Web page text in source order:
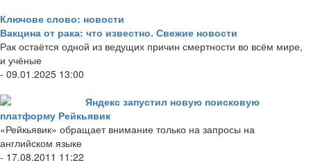
Ключове слово: новости
Вакцина от рака: что известно. Свежие новости
Рак остаётся одной из ведущих причин смертности во всём мире,
и учёные
- 09.01.2025 13:00
Яндекс запустил новую поисковую
платформу Рейкьявик
«Рейкьявик» обращает внимание только на запросы на
английском языке
- 17.08.2011 11:22